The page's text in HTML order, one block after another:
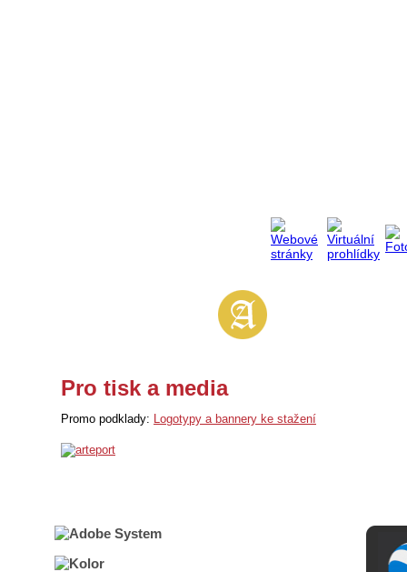
Pro tisk a media
Promo podklady: Logotypy a bannery ke stažení